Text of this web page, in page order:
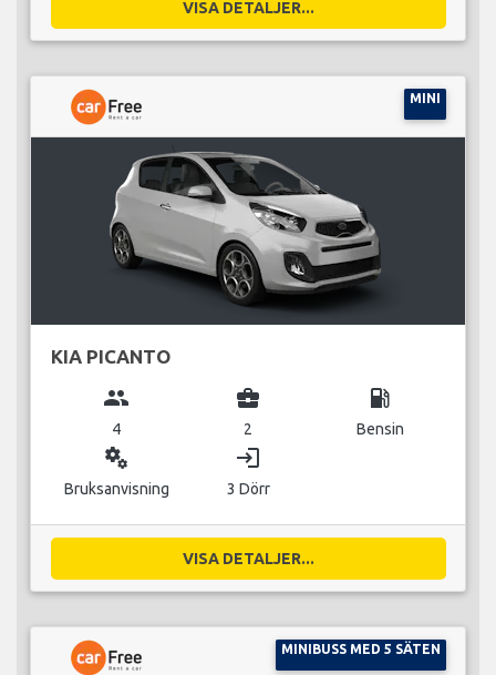
VISA DETALJER...
MINI
KIA PICANTO
group
4
business_center
2
local_gas_station
Bensin
miscellaneous_services
Bruksanvisning
login
3 Dörr
VISA DETALJER...
MINIBUSS MED 5 SÄTEN